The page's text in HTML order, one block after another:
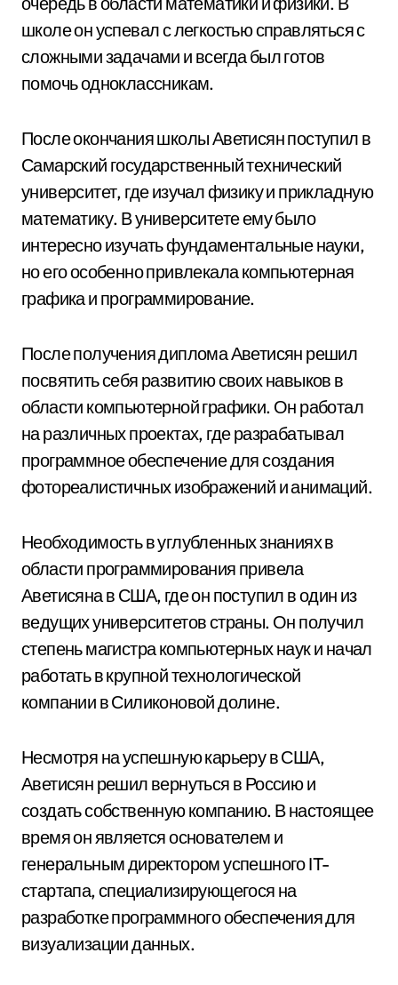
школе он успевал с легкостью справляться с
сложными задачами и всегда был готов
помочь одноклассникам.
После окончания школы Аветисян поступил в
Самарский государственный технический
университет, где изучал физику и прикладную
математику. В университете ему было
интересно изучать фундаментальные науки,
но его особенно привлекала компьютерная
графика и программирование.
После получения диплома Аветисян решил
посвятить себя развитию своих навыков в
области компьютерной графики. Он работал
на различных проектах, где разрабатывал
программное обеспечение для создания
фотореалистичных изображений и анимаций.
Необходимость в углубленных знаниях в
области программирования привела
Аветисяна в США, где он поступил в один из
ведущих университетов страны. Он получил
степень магистра компьютерных наук и начал
работать в крупной технологической
компании в Силиконовой долине.
Несмотря на успешную карьеру в США,
Аветисян решил вернуться в Россию и
создать собственную компанию. В настоящее
время он является основателем и
генеральным директором успешного IT-
стартапа, специализирующегося на
разработке программного обеспечения для
визуализации данных.